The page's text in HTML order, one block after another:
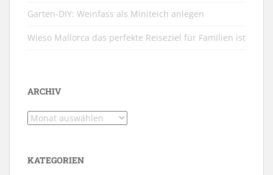
Garten-DIY: Weinfass als Miniteich anlegen
Wieso Mallorca das perfekte Reiseziel für Familien ist
ARCHIV
Archiv
KATEGORIEN